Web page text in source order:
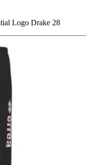
Logo Drake 28